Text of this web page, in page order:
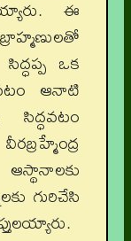
ఈ
ఒక
ఆనాటి
సిద్ధవటం
గురిచేసి